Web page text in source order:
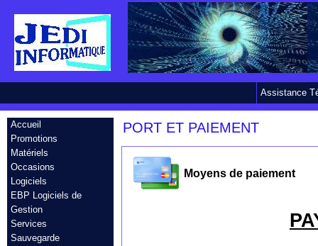
Assistance
Accueil
Promotions
Matériels
Occasions
Logiciels
EBP Logiciels de
Gestion
Services
Sauvegarde
PORT ET PAIEMENT
Moyens de paiement